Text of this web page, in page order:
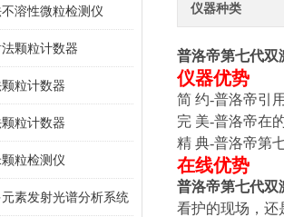
溶性微粒检测仪
颗粒计数器
粒计数器
粒计数器
粒检测仪
素发射光谱分析系统
仪器种类
普洛帝第七代双
仪器优势
简 约-普洛帝引
完 美-普洛帝在
精 典-普洛帝第
在线优势
普洛帝第七代双
看护的现场，还